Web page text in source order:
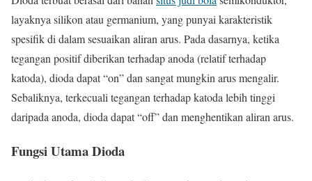
layaknya silikon atau germanium, yang punyai karakteristik
spesifik di dalam sesuaikan aliran arus. Pada dasarnya, ketika
tegangan positif diberikan terhadap anoda (relatif terhadap
katoda), dioda dapat “on” dan sangat mungkin arus mengalir.
Sebaliknya, terkecuali tegangan terhadap katoda lebih tinggi
daripada anoda, dioda dapat “off” dan menghentikan aliran arus.
Fungsi Utama Dioda